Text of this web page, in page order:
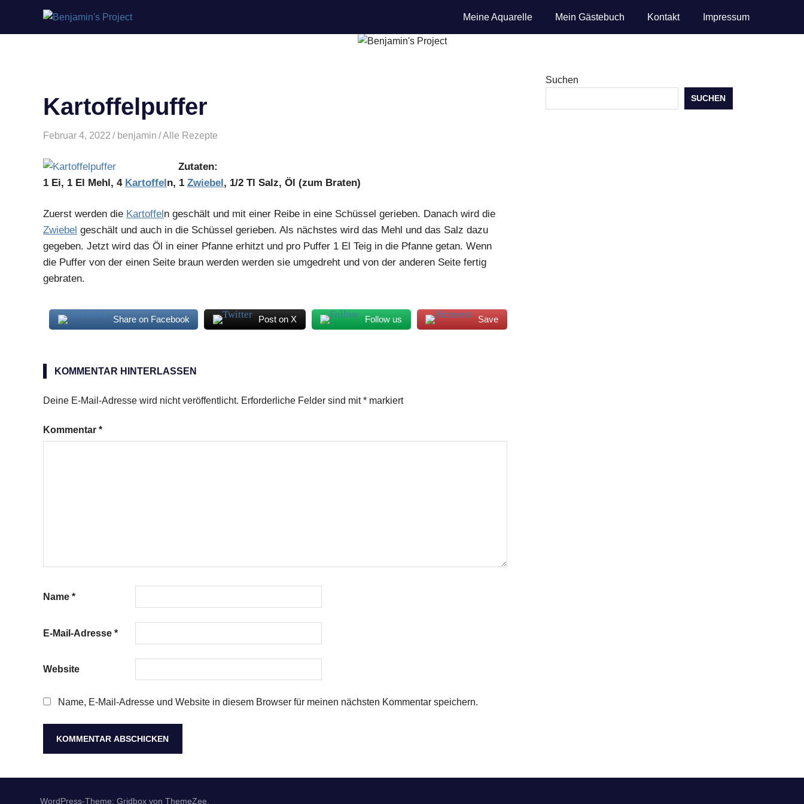
Meine Aquarelle Mein Gästebuch Kontakt Impressum
Kartoffelpuffer
Februar 4, 2022 benjamin Alle Rezepte
Zutaten:
1 Ei, 1 El Mehl, 4 Kartoffeln, 1 Zwiebel, 1/2 Tl Salz, Öl (zum Braten)
Zuerst werden die Kartoffeln geschält und mit einer Reibe in eine Schüssel gerieben. Danach wird die
Zwiebel geschält und auch in die Schüssel gerieben. Als nächstes wird das Mehl und das Salz dazu
gegeben. Jetzt wird das Öl in einer Pfanne erhitzt und pro Puffer 1 El Teig in die Pfanne getan. Wenn
die Puffer von der einen Seite braun werden werden sie umgedreht und von der anderen Seite fertig
gebraten.
Share on Facebook Post on X Follow us Save
KOMMENTAR HINTERLASSEN
Deine E-Mail-Adresse wird nicht veröffentlicht. Erforderliche Felder sind mit* markiert
Kommentar *
Name *
E-Mail-Adresse *
Website
Name, E-Mail-Adresse und Website in diesem Browser für meinen nächsten Kommentar speichern.
Suchen
SUCHEN
WordPress-Theme: Gridbox von ThemeZee.